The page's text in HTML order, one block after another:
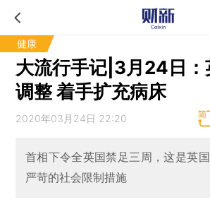
健康
大流行手记|3月24日：
调整 着手扩充病床
2020年03月24日 22:20
首相下令全英国禁足三周，这是英
严苛的社会限制措施